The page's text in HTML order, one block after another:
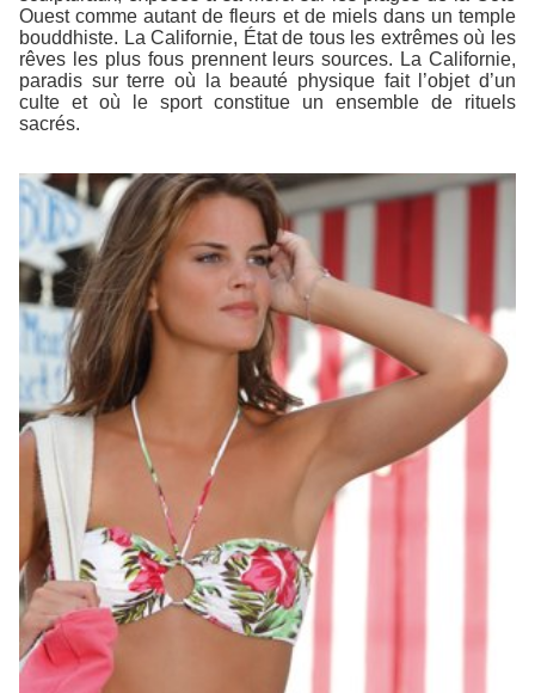
Ouest comme autant de fleurs et de miels dans un temple
bouddhiste. La Californie, État de tous les extrêmes où les
rêves les plus fous prennent leurs sources. La Californie,
paradis sur terre où la beauté physique fait l’objet d’un
culte et où le sport constitue un ensemble de rituels
sacrés.